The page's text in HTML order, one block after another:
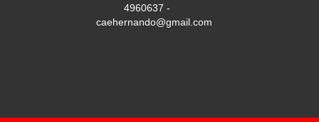
4960637 -
caehernando@gmail.com